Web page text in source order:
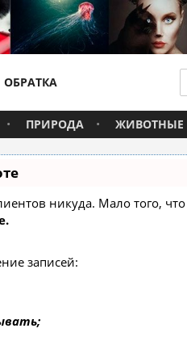
ОБРАТКА
ПРИРОДА ЖИВОТНЫЕ
никуда. Мало
записей: